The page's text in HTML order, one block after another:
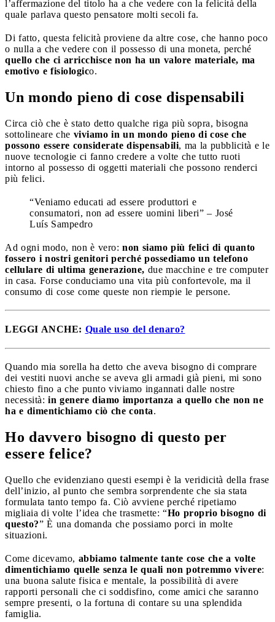
l’affermazione del titolo ha a che vedere con la felicità della
quale parlava questo pensatore molti secoli fa.
Di fatto, questa felicità proviene da altre cose, che hanno poco
o nulla a che vedere con il possesso di una moneta, perché
quello che ci arricchisce non ha un valore materiale, ma
emotivo e fisiologico.
Un mondo pieno di cose dispensabili
Circa ciò che è stato detto qualche riga più sopra, bisogna
sottolineare che viviamo in un mondo pieno di cose che
possono essere considerate dispensabili, ma la pubblicità e le
nuove tecnologie ci fanno credere a volte che tutto ruoti
intorno al possesso di oggetti materiali che possono renderci
più felici.
“Veniamo educati ad essere produttori e
consumatori, non ad essere uomini liberi” – José
Luís Sampedro
Ad ogni modo, non è vero: non siamo più felici di quanto
fossero i nostri genitori perché possediamo un telefono
cellulare di ultima generazione, due macchine e tre computer
in casa. Forse conduciamo una vita più confortevole, ma il
consumo di cose come queste non riempie le persone.
LEGGI ANCHE: Quale uso del denaro?
Quando mia sorella ha detto che aveva bisogno di comprare
dei vestiti nuovi anche se aveva gli armadi già pieni, mi sono
chiesto fino a che punto viviamo ingannati dalle nostre
necessità: in genere diamo importanza a quello che non ne
ha e dimentichiamo ciò che conta.
Ho davvero bisogno di questo per
essere felice?
Quello che evidenziano questi esempi è la veridicità della frase
dell’inizio, al punto che sembra sorprendente che sia stata
formulata tanto tempo fa. Ciò avviene perché ripetiamo
migliaia di volte l’idea che trasmette: “Ho proprio bisogno di
questo?” È una domanda che possiamo porci in molte
situazioni.
Come dicevamo, abbiamo talmente tante cose che a volte
dimentichiamo quelle senza le quali non potremmo vivere:
una buona salute fisica e mentale, la possibilità di avere
rapporti personali che ci soddisfino, come amici che saranno
sempre presenti, o la fortuna di contare su una splendida
famiglia.